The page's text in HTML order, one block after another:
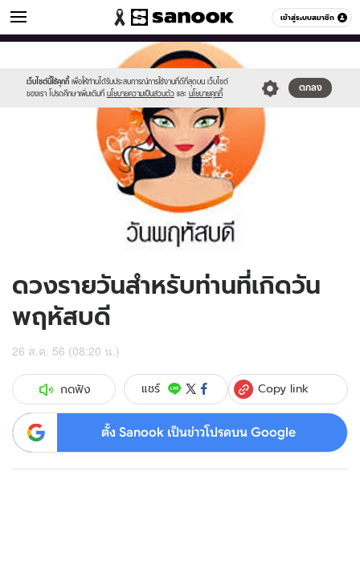
เข้าสู่ระบบสมาชิก
ดูดวง หมวดอื่นๆ
เว็บไซต์นี้ใช้คุกกี้ เพื่อให้ท่านได้รับประสบการณ์การใช้งานที่ดีที่สุดบน เว็บไซต์
ของเรา โปรดศึกษาเพิ่มเติมที่ นโยบายความเป็นส่วนตัว และ นโยบายคุกกี้
ตกลง
//s.isanook.com/sr/0/images/logo-
sanook.png
//s.isanook.com/ho/0/ud/10/50505/170-
ดวงรายวันสำหรับท่านที่เกิดวัน
พฤหัสบดี
26 ส.ค. 56 (08:20 น.)
กดฟัง แชร์ Copy link
ตั้ง Sanook เป็นข่าวโปรดบน Google